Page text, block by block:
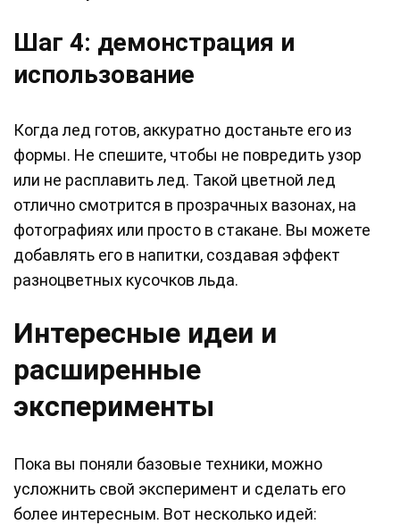
Шаг 4: демонстрация и
использование
Когда лед готов, аккуратно достаньте его из
формы. Не спешите, чтобы не повредить узор
или не расплавить лед. Такой цветной лед
отлично смотрится в прозрачных вазонах, на
фотографиях или просто в стакане. Вы можете
добавлять его в напитки, создавая эффект
разноцветных кусочков льда.
Интересные идеи и
расширенные
эксперименты
Пока вы поняли базовые техники, можно
усложнить свой эксперимент и сделать его
более интересным. Вот несколько идей: